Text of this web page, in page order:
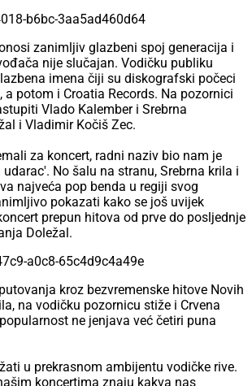
zanimljiv glazbeni spoj generacija i
nije slučajan. Vodičku publiku
imena čiji su diskografski počeci
potom i Croatia Records. Na pozornici
Vlado Kalember i Srebrna
i Vladimir Kočiš Zec.
za koncert, radni naziv bio nam je
No šalu na stranu, Srebrna krila i
najveća pop benda u regiji svog
pokazati kako se još uvijek
prepun hitova od prve do posljednje
Doležal.
kroz bezvremenske hitove Novih
na vodičku pozornicu stiže i Crvena
ne jenjava već četiri puna
u prekrasnom ambijentu vodičke rive.
koncertima znaju kakva nas